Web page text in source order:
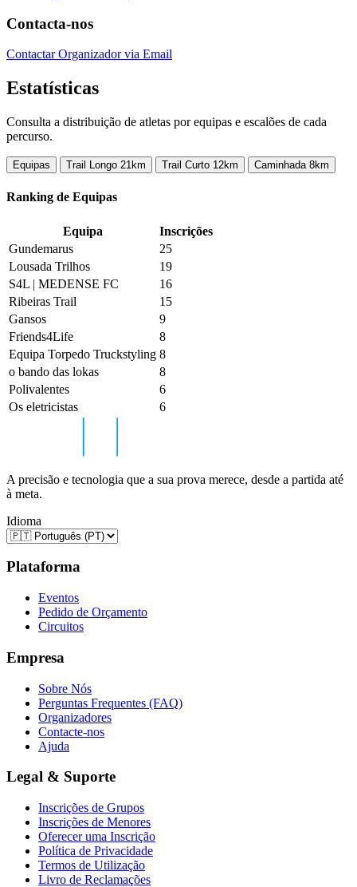
Contacta-nos
Contactar Organizador via Email
Estatísticas
Consulta a distribuição de atletas por equipas e escalões de cada
percurso.
Equipas Trail Longo 21km Trail Curto 12km Caminhada 8km
Ranking de Equipas
Equipa
Inscrições
Gundemarus
25
Lousada Trilhos
19
S4L | MEDENSE FC
16
Ribeiras Trail
15
Gansos
9
Friends4Life
8
Equipa Torpedo Truckstyling 8
o bando das lokas
8
Polivalentes
6
Os eletricistas
6
A precisão e tecnologia que a sua prova merece, desde a partida até
à meta.
Idioma
Plataforma
Eventos
Pedido de Orçamento
Circuitos
Empresa
Sobre Nós
Perguntas Frequentes (FAQ)
Organizadores
Contacte-nos
Ajuda
Legal & Suporte
Inscrições de Grupos
Inscrições de Menores
Oferecer uma Inscrição
Política de Privacidade
Termos de Utilização
Livro de Reclamações